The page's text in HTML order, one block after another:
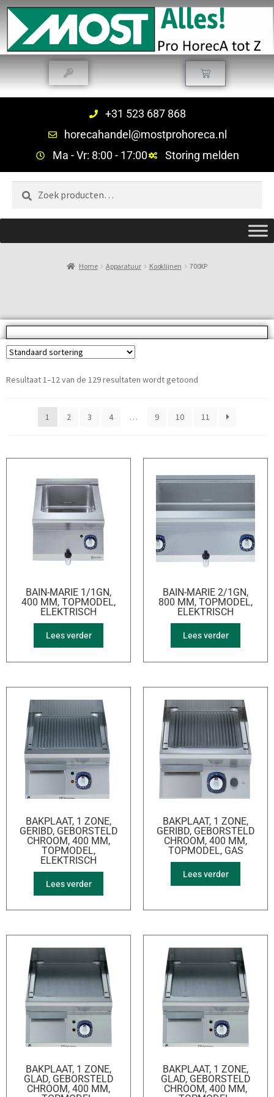
+31 523 687 868
horecahandel@mostprohoreca.nl
Ma - Vr: 8:00 - 17:00
Storing melden
Zoeken
Home Apparatuur Kooklijnen 700XP
Resultaat 1–12 van de 129 resultaten wordt getoond
1 2 3 4 … 9 10 11
BAIN-MARIE 1/1GN,
400 MM, TOPMODEL,
ELEKTRISCH
Lees verder
BAIN-MARIE 2/1GN,
800 MM, TOPMODEL,
ELEKTRISCH
Lees verder
BAKPLAAT, 1 ZONE,
GERIBD, GEBORSTELD
CHROOM, 400 MM,
TOPMODEL,
ELEKTRISCH
Lees verder
BAKPLAAT, 1 ZONE,
GERIBD, GEBORSTELD
CHROOM, 400 MM,
TOPMODEL, GAS
Lees verder
BAKPLAAT, 1 ZONE,
GLAD, GEBORSTELD
CHROOM, 400 MM,
BAKPLAAT, 1 ZONE,
GLAD, GEBORSTELD
CHROOM, 400 MM,